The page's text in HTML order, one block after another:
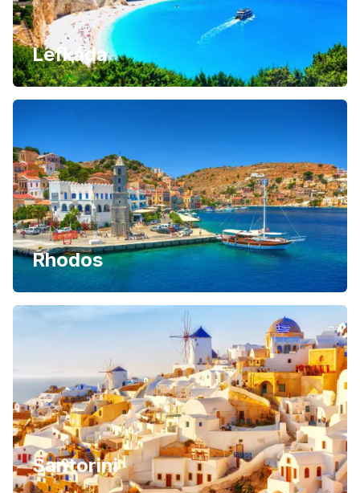
Lefkáda
Rhodos
Santorini